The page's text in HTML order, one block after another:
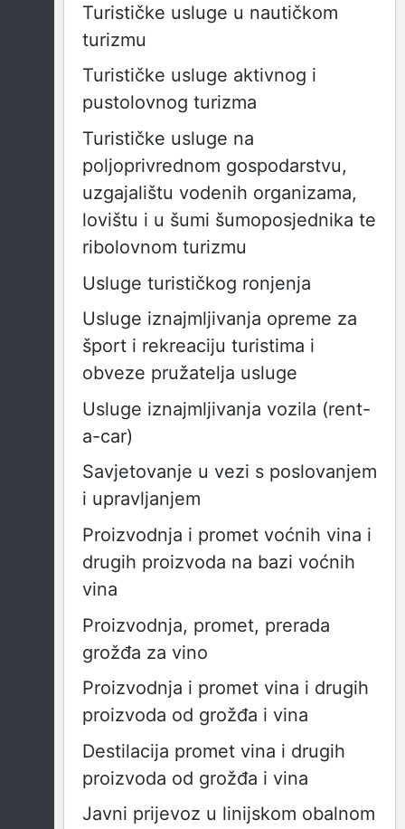
Turističke usluge u nautičkom
turizmu
Turističke usluge aktivnog i
pustolovnog turizma
Turističke usluge na
poljoprivrednom gospodarstvu,
uzgajalištu vodenih organizama,
lovištu i u šumi šumoposjednika te
ribolovnom turizmu
Usluge turističkog ronjenja
Usluge iznajmljivanja opreme za
šport i rekreaciju turistima i
obveze pružatelja usluge
Usluge iznajmljivanja vozila (rent-
a-car)
Savjetovanje u vezi s poslovanjem
i upravljanjem
Proizvodnja i promet voćnih vina i
drugih proizvoda na bazi voćnih
vina
Proizvodnja, promet, prerada
grožđa za vino
Proizvodnja i promet vina i drugih
proizvoda od grožđa i vina
Destilacija promet vina i drugih
proizvoda od grožđa i vina
Javni prijevoz u linijskom obalnom